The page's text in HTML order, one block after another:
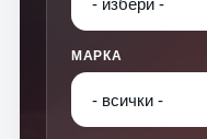
МАРКА